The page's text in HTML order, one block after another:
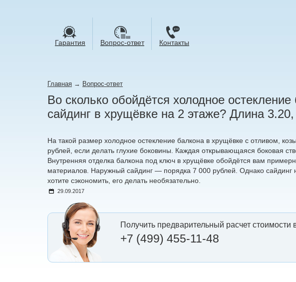
Гарантия Вопрос-ответ Контакты
Главная → Вопрос-ответ
Во сколько обойдётся холодное
сайдинг в хрущёвке на 2 этаже? Длина
На такой размер холодное остекление балкона в хрущёвке с отливом,
рублей, если делать глухие боковины. Каждая открывающаяся боковая
Внутренняя отделка балкона под ключ в хрущёвке обойдётся вам
материалов. Наружный сайдинг — порядка 7 000 рублей. Однако сайдинг
хотите сэкономить, его делать необязательно.
29.09.2017
Получить предварительный расчет
+7 (499) 455-11-48